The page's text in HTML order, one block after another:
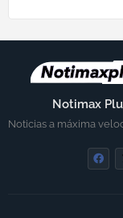
Notimax
Noticias a máxima